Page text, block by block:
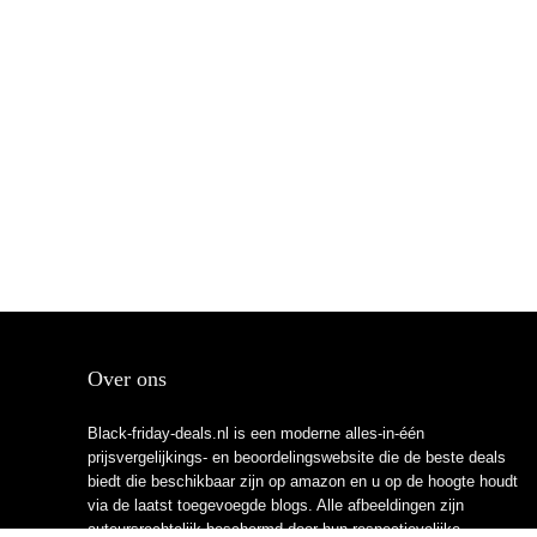
Over ons
Black-friday-deals.nl is een moderne alles-in-één
prijsvergelijkings- en beoordelingswebsite die de beste deals
biedt die beschikbaar zijn op amazon en u op de hoogte houdt
via de laatst toegevoegde blogs. Alle afbeeldingen zijn
auteursrechtelijk beschermd door hun respectievelijke